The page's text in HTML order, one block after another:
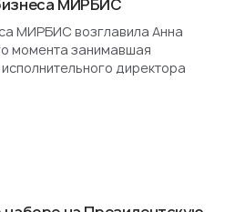
МИРБИС
МИРБИС возглавила Анна
момента занимавшая
директора